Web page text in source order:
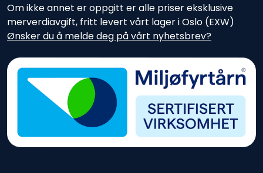
Om ikke annet er oppgitt er alle priser eksklusive
merverdiavgift, fritt levert vårt lager i Oslo (EXW)
Ønsker du å melde deg på vårt nyhetsbrev?